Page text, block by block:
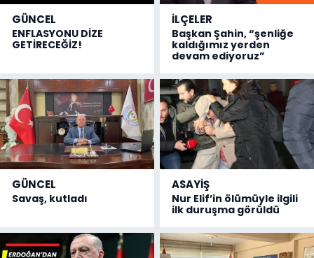
GÜNCEL
ENFLASYONU DİZE
GETİRECEĞİZ!
İLÇELER
Başkan Şahin, “şenliğe
kaldığımız yerden
devam ediyoruz”
GÜNCEL
Savaş, kutladı
ASAYİŞ
Nur Elif’in ölümüyle ilgili
ilk duruşma görüldü